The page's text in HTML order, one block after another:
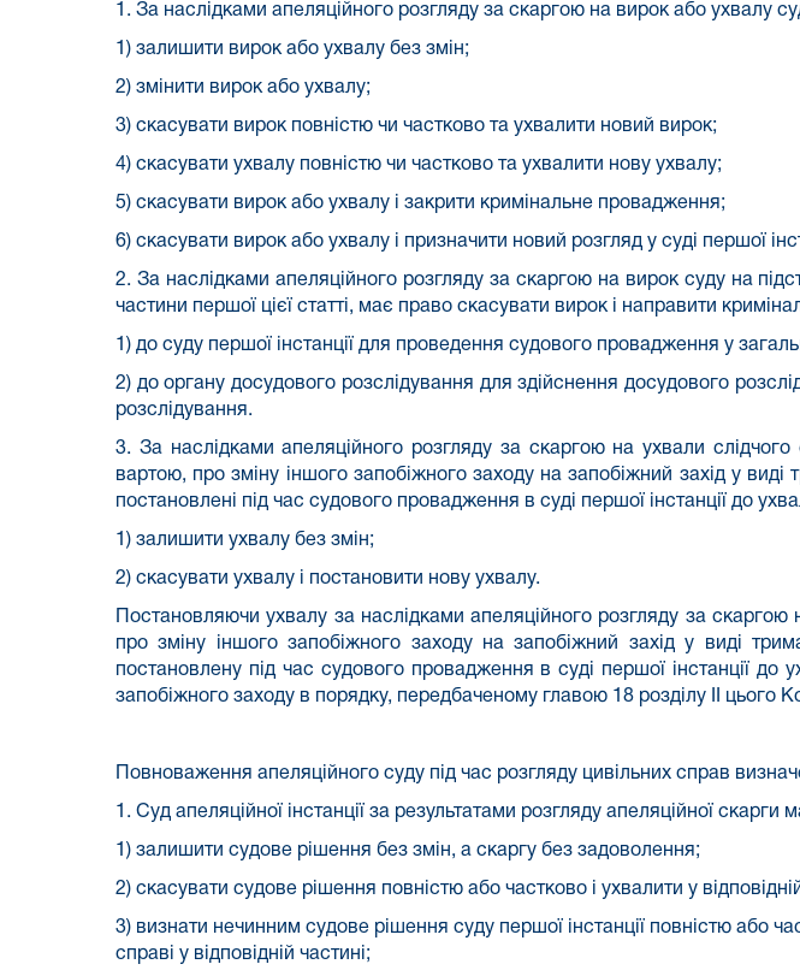
1. За наслідками апеляційного розгляду за скаргою на вирок або ухвалу
1) залишити вирок або ухвалу без змін;
2) змінити вирок або ухвалу;
3) скасувати вирок повністю чи частково та ухвалити новий вирок;
4) скасувати ухвалу повністю чи частково та ухвалити нову ухвалу;
5) скасувати вирок або ухвалу і закрити кримінальне провадження;
6) скасувати вирок або ухвалу і призначити новий розгляд у суді першої
2. За наслідками апеляційного розгляду за скаргою на вирок суду на
частини першої цієї статті, має право скасувати вирок і направити
1) до суду першої інстанції для проведення судового провадження у
2) до органу досудового розслідування для здійснення досудового
розслідування.
3. За наслідками апеляційного розгляду за скаргою на ухвали
вартою, про зміну іншого запобіжного заходу на запобіжний захід у
постановлені під час судового провадження в суді першої інстанції до
1) залишити ухвалу без змін;
2) скасувати ухвалу і постановити нову ухвалу.
Постановляючи ухвалу за наслідками апеляційного розгляду за
про зміну іншого запобіжного заходу на запобіжний захід у виді
постановлену під час судового провадження в суді першої інстанції
запобіжного заходу в порядку, передбаченому главою 18 розділу II цього
Повноваження апеляційного суду під час розгляду цивільних справ
1. Суд апеляційної інстанції за результатами розгляду апеляційної скарги
1) залишити судове рішення без змін, а скаргу без задоволення;
2) скасувати судове рішення повністю або частково і ухвалити у
3) визнати нечинним судове рішення суду першої інстанції повністю або
справі у відповідній частині;